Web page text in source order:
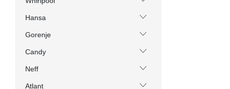
Hansa
Gorenje
Candy
Neff
Atlant